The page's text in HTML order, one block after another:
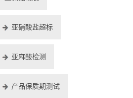
亚硝酸盐超标
亚麻酸检测
产品保质期测试